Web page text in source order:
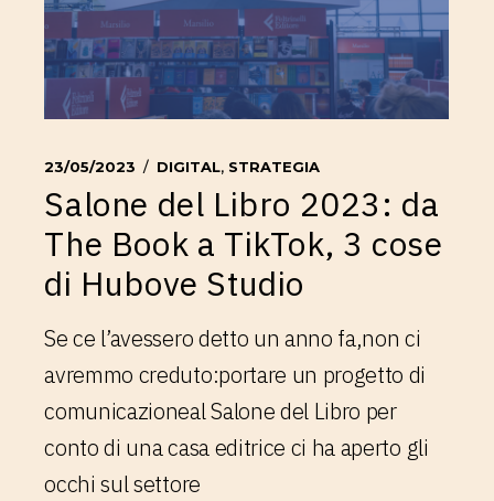
23/05/2023 DIGITAL, STRATEGIA
Salone del Libro 2023: da
The Book a TikTok, 3 cose
di Hubove Studio
Se ce l’avessero detto un anno fa,non ci
avremmo creduto:portare un progetto di
comunicazioneal Salone del Libro per
conto di una casa editrice ci ha aperto gli
occhi sul settore